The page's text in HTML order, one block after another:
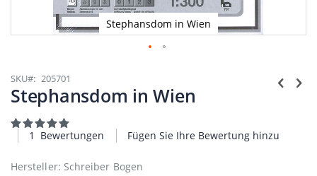
Stephansdom in Wien
Anfang
der
Bildgalerie
SKU 205701
Stephansdom in Wien
Bewertung:
100
1 Bewertungen Fügen Sie Ihre Bewertung hinzu
Hersteller: Schreiber Bogen